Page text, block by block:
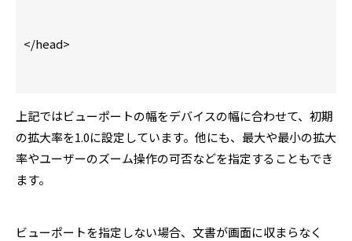
</head>
上記ではビューポートの幅をデバイスの幅に合わせて、初期
の拡大率を1.0に設定しています。他にも、最大や最小の拡大
率やユーザーのズーム操作の可否などを指定することもでき
ます。
ビューポートを指定しない場合、文書が画面に収まらなく